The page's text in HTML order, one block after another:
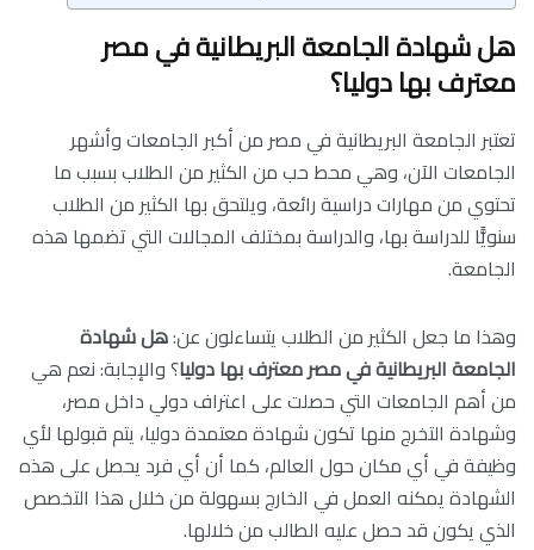
هل شهادة الجامعة البريطانية في مصر
معترف بها دوليا؟
تعتبر الجامعة البريطانية في مصر من أكبر الجامعات وأشهر
الجامعات الآن، وهي محط حب من الكثير من الطلاب بسبب ما
تحتوي من مهارات دراسية رائعة، ويلتحق بها الكثير من الطلاب
سنويًّا للدراسة بها، والدراسة بمختلف المجالات التي تضمها هذه
الجامعة.
وهذا ما جعل الكثير من الطلاب يتساءلون عن:هل شهادة
الجامعة البريطانية في مصر معترف بها دوليا؟ والإجابة: نعم هي
من أهم الجامعات التي حصلت على اعتراف دولي داخل مصر،
وشهادة التخرج منها تكون شهادة معتمدة دوليا، يتم قبولها لأي
وظيفة في أي مكان حول العالم، كما أن أي فرد يحصل على هذه
الشهادة يمكنه العمل في الخارج بسهولة من خلال هذا التخصص
الذي يكون قد حصل عليه الطالب من خلالها.